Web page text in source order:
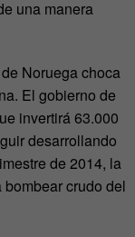
una manera
Noruega choca
El gobierno de
invertirá 63.000
desarrollando
de 2014, la
crudo del